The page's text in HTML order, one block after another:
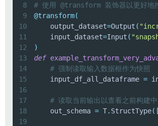
8
# 使用 @transform 装饰器以更好地
9
@transform(
10
    output_dataset
=Output (
11
    input_dataset
=Input (
12
)
13
def
14
# 强制读取输入数据框作为快照
15
    input_df_all_dataframe
=
16
17
# 读取当前输出以查看之前构建
18
    out_schema
= T. StructType( [
19